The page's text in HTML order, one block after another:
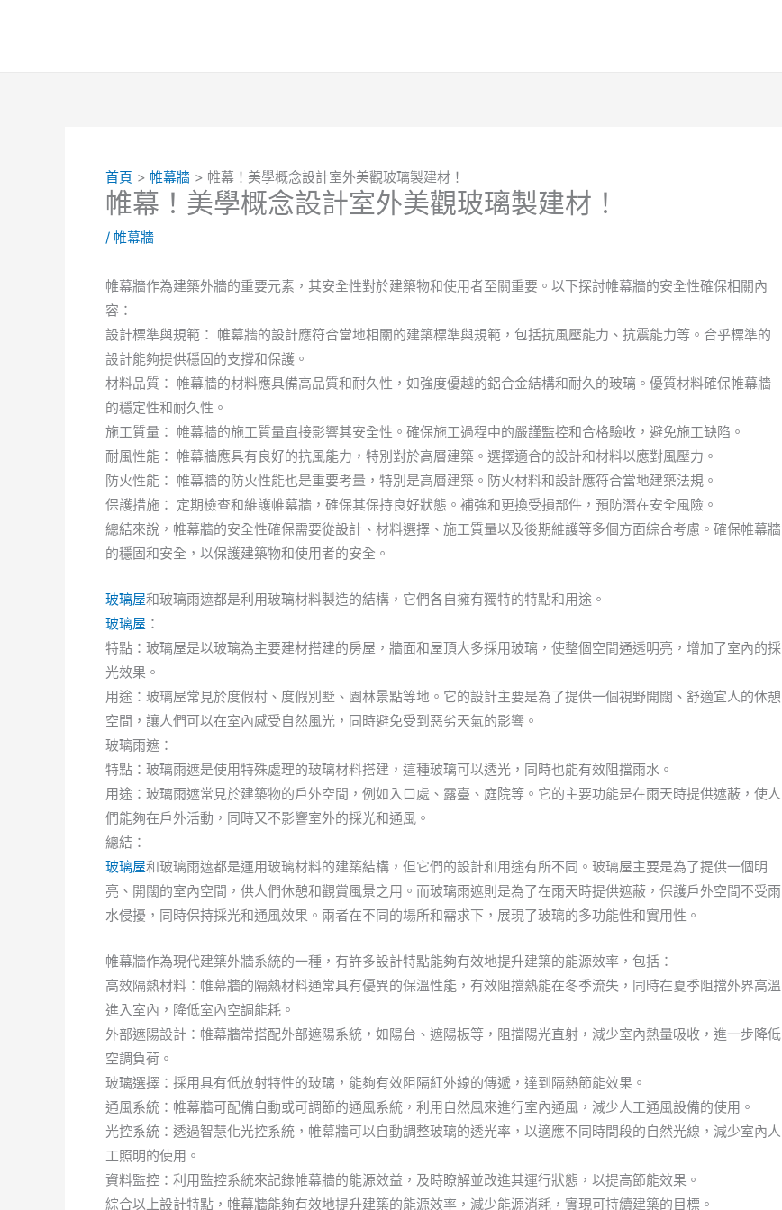
首頁 帷幕牆 帷幕！美學概念設計室外美觀玻璃製建材！
帷幕！美學概念設計室外美觀玻璃製建材！
/ 帷幕牆
帷幕牆作為建築外牆的重要元素，其安全性對於建築物和使用者至關重要。以下探討帷幕牆的安全性確保相關內
容：
設計標準與規範： 帷幕牆的設計應符合當地相關的建築標準與規範，包括抗風壓能力、抗震能力等。合乎標準的
設計能夠提供穩固的支撐和保護。
材料品質： 帷幕牆的材料應具備高品質和耐久性，如強度優越的鋁合金結構和耐久的玻璃。優質材料確保帷幕牆
的穩定性和耐久性。
施工質量： 帷幕牆的施工質量直接影響其安全性。確保施工過程中的嚴謹監控和合格驗收，避免施工缺陷。
耐風性能： 帷幕牆應具有良好的抗風能力，特別對於高層建築。選擇適合的設計和材料以應對風壓力。
防火性能： 帷幕牆的防火性能也是重要考量，特別是高層建築。防火材料和設計應符合當地建築法規。
保護措施： 定期檢查和維護帷幕牆，確保其保持良好狀態。補強和更換受損部件，預防潛在安全風險。
總結來說，帷幕牆的安全性確保需要從設計、材料選擇、施工質量以及後期維護等多個方面綜合考慮。確保帷幕牆
的穩固和安全，以保護建築物和使用者的安全。
玻璃屋和玻璃雨遮都是利用玻璃材料製造的結構，它們各自擁有獨特的特點和用途。
玻璃屋 ：
特點：玻璃屋是以玻璃為主要建材搭建的房屋，牆面和屋頂大多採用玻璃，使整個空間通透明亮，增加了室內的採
光效果。
用途：玻璃屋常見於度假村、度假別墅、園林景點等地。它的設計主要是為了提供一個視野開闊、舒適宜人的休憩
空間，讓人們可以在室內感受自然風光，同時避免受到惡劣天氣的影響。
玻璃雨遮：
特點：玻璃雨遮是使用特殊處理的玻璃材料搭建，這種玻璃可以透光，同時也能有效阻擋雨水。
用途：玻璃雨遮常見於建築物的戶外空間，例如入口處、露臺、庭院等。它的主要功能是在雨天時提供遮蔽，使人
們能夠在戶外活動，同時又不影響室外的採光和通風。
總結：
玻璃屋和玻璃雨遮都是運用玻璃材料的建築結構，但它們的設計和用途有所不同。玻璃屋主要是為了提供一個明
亮、開闊的室內空間，供人們休憩和觀賞風景之用。而玻璃雨遮則是為了在雨天時提供遮蔽，保護戶外空間不受雨
水侵擾，同時保持採光和通風效果。兩者在不同的場所和需求下，展現了玻璃的多功能性和實用性。
帷幕牆作為現代建築外牆系統的一種，有許多設計特點能夠有效地提升建築的能源效率，包括：
高效隔熱材料：帷幕牆的隔熱材料通常具有優異的保溫性能，有效阻擋熱能在冬季流失，同時在夏季阻擋外界高溫
進入室內，降低室內空調能耗。
外部遮陽設計：帷幕牆常搭配外部遮陽系統，如陽台、遮陽板等，阻擋陽光直射，減少室內熱量吸收，進一步降低
空調負荷。
玻璃選擇：採用具有低放射特性的玻璃，能夠有效阻隔紅外線的傳遞，達到隔熱節能效果。
通風系統：帷幕牆可配備自動或可調節的通風系統，利用自然風來進行室內通風，減少人工通風設備的使用。
光控系統：透過智慧化光控系統，帷幕牆可以自動調整玻璃的透光率，以適應不同時間段的自然光線，減少室內人
工照明的使用。
資料監控：利用監控系統來記錄帷幕牆的能源效益，及時瞭解並改進其運行狀態，以提高節能效果。
綜合以上設計特點，帷幕牆能夠有效地提升建築的能源效率，減少能源消耗，實現可持續建築的目標。